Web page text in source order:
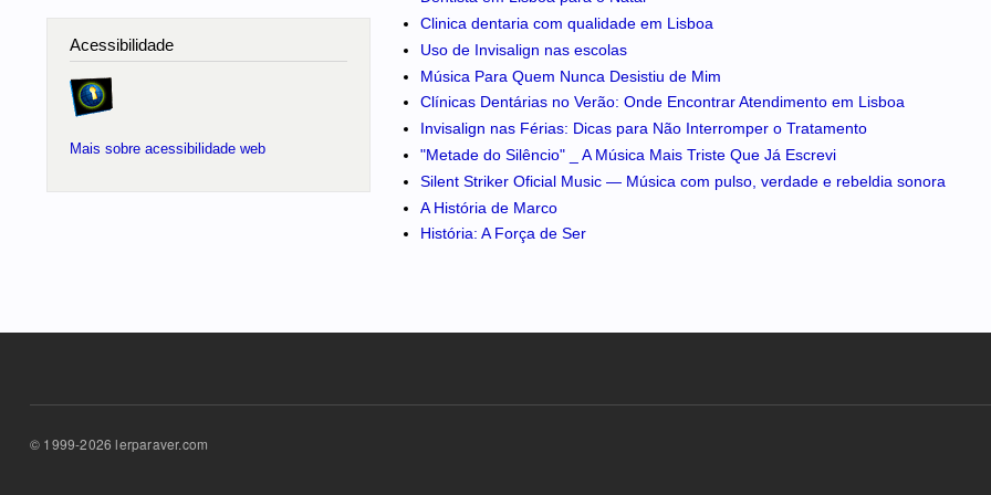
Clinica dentaria com qualidade em Lisboa
Uso de Invisalign nas escolas
Música Para Quem Nunca Desistiu de Mim
Clínicas Dentárias no Verão: Onde Encontrar Atendimento em Lisboa
Invisalign nas Férias: Dicas para Não Interromper o Tratamento
"Metade do Silêncio" _ A Música Mais Triste Que Já Escrevi
Silent Striker Oficial Music — Música com pulso, verdade e rebeldia sonora
A História de Marco
História: A Força de Ser
Acessibilidade
Mais sobre acessibilidade web
© 1999-2026 lerparaver.com